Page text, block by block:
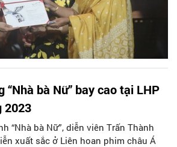
“Nhà bà Nữ” bay cao tại LHP
2023
“Nhà bà Nữ”, diễn viên Trấn Thành
xuất sắc ở Liên hoan phim châu Á